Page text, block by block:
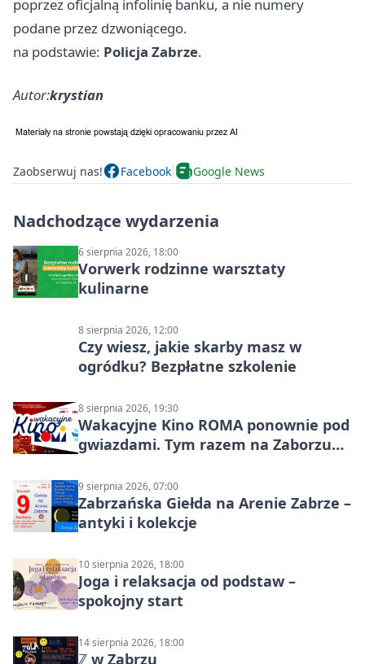
poprzez oficjalną infolinię banku, a nie numery
podane przez dzwoniącego.
na podstawie: Policja Zabrze.
Autor:krystian
Zaobserwuj nas! Facebook Google News
Nadchodzące wydarzenia
6 sierpnia 2026, 18:00
Vorwerk rodzinne warsztaty
kulinarne
8 sierpnia 2026, 12:00
Czy wiesz, jakie skarby masz w
ogródku? Bezpłatne szkolenie
8 sierpnia 2026, 19:30
Wakacyjne Kino ROMA ponownie pod
gwiazdami. Tym razem na Zaborzu
9 sierpnia 2026, 07:00
Zabrzańska Giełda na Arenie Zabrze –
antyki i kolekcje
10 sierpnia 2026, 18:00
Joga i relaksacja od podstaw –
spokojny start
14 sierpnia 2026, 18:00
ℤ w Zabrzu